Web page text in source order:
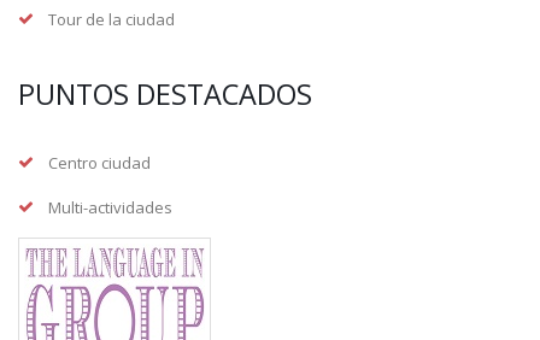
Tour de la ciudad
PUNTOS DESTACADOS
Centro ciudad
Multi-actividades